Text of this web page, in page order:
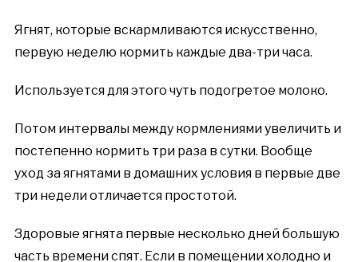
Ягнят, которые вскармливаются искусственно,
первую неделю кормить каждые два-три часа.
Используется для этого чуть подогретое молоко.
Потом интервалы между кормлениями увеличить и
постепенно кормить три раза в сутки. Вообще
уход за ягнятами в домашних условия в первые две
три недели отличается простотой.
Здоровые ягнята первые несколько дней большую
часть времени спят. Если в помещении холодно и